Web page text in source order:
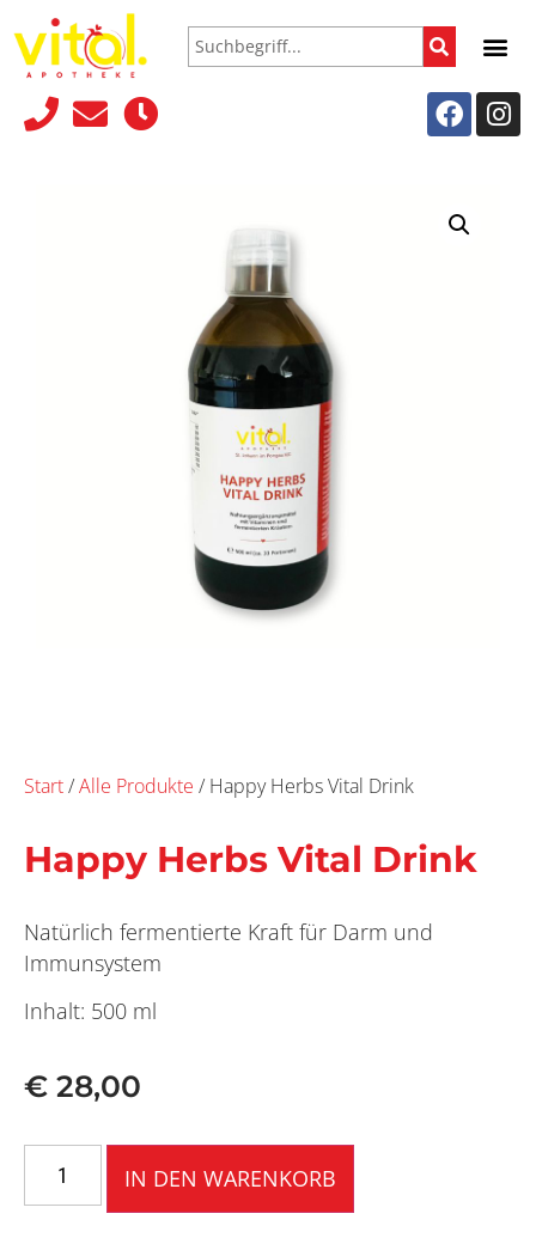
Start/Alle Produkte / Happy Herbs Vital Drink
Happy Herbs Vital Drink
Natürlich fermentierte Kraft für Darm und
Immunsystem
Inhalt: 500 ml
€ 28,00
IN DEN WARENKORB